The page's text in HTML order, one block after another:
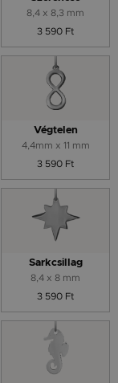
8,4 x 8,3 mm
3 590 Ft
Végtelen
4,4mm x 11 mm
3 590 Ft
Sarkcsillag
8,4 x 8 mm
3 590 Ft